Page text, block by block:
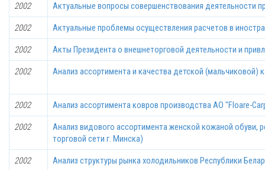
2002 Актуальные вопросы совершенствования деятельности
2002 Актуальные проблемы осуществления расчетов в
2002 Акты Президента о внешнеторговой деятельности и
2002 Анализ ассортимента и качества детской (мальчиковой)
2002 Анализ ассортимента ковров производства АО "Floare-
2002
Анализ видового ассортимента женской кожаной обуви,
торговой сети г. Минска)
2002 Анализ структуры рынка холодильников Республики